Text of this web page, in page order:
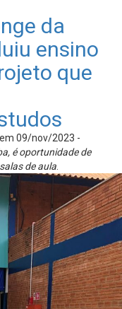
da
ensino
que
em 09/nov/2023 -
é oportunidade de
de aula